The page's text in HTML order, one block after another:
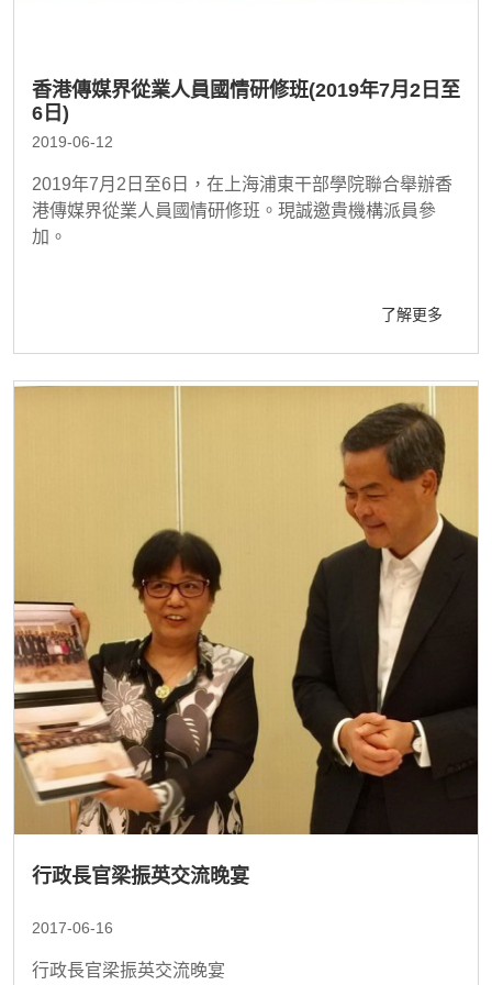
香港傳媒界從業人員國情研修班(2019年7月2日至
6日)
2019-06-12
2019年7月2日至6日，在上海浦東干部學院聯合舉辦香
港傳媒界從業人員國情研修班。現誠邀貴機構派員參
加。
了解更多
行政長官梁振英交流晚宴
2017-06-16
行政長官梁振英交流晚宴